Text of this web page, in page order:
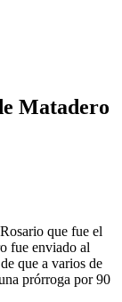
Matadero
que fue el
fue enviado al
que a varios de
prórroga por 90